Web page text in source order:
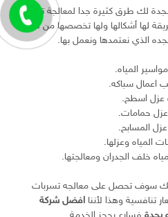
لك طرق كثيرة جدا لمعالجة تسربات
لها أشكالها ولها تخصصها من طرق
الذي نعتمدها ونعمل بها.
المياه.
اعمال سباكه.
عزل اسطح.
حمامات.
المسابح.
المياه وعزلها.
خلف الجدران ومعالجتها.
انك سوف تحصل على معالجه تسربات
تنافسية وهذا لأننا افضل شركة